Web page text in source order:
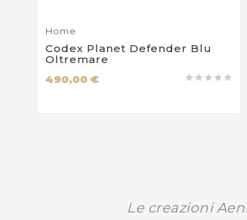
Home
Codex Planet Defender Blu
Oltremare
    
490,00 €
Le creazioni